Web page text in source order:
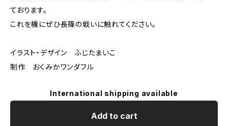
ております。
これを機にぜひ長篠の戦いに触れてください。
イラスト・デザイン ふじたまいこ
制作 おくみかワンダフル
International shipping available
Add to cart